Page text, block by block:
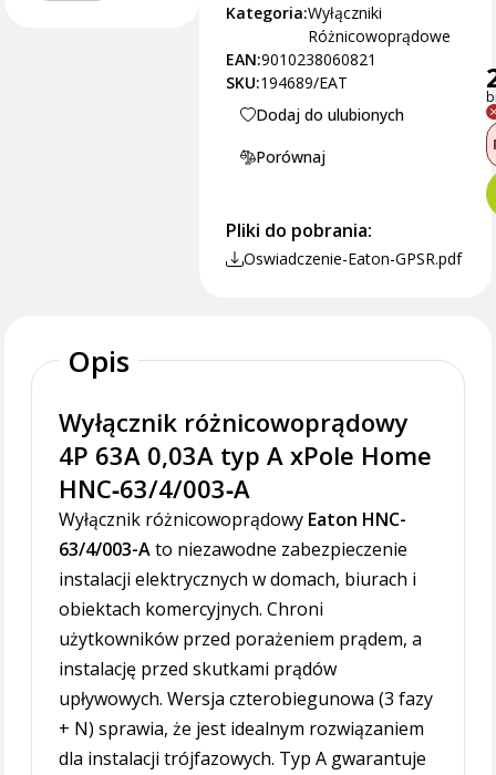
Kategoria:Wyłączniki
Różnicowoprądowe
EAN:9010238060821
SKU:194689/EAT
Dodaj do ulubionych
Porównaj
Pliki do pobrania:
Oswiadczenie-Eaton-GPSR.pdf
Opis
Wyłącznik różnicowoprądowy
4P 63A 0,03A typ A xPole Home
HNC‑63/4/003‑A
Wyłącznik różnicowoprądowy Eaton HNC-
63/4/003-Ato niezawodne zabezpieczenie
instalacji elektrycznych w domach, biurach i
obiektach komercyjnych. Chroni
użytkowników przed porażeniem prądem, a
instalację przed skutkami prądów
upływowych. Wersja czterobiegunowa (3 fazy
+ N) sprawia, że jest idealnym rozwiązaniem
dla instalacji trójfazowych. Typ A gwarantuje